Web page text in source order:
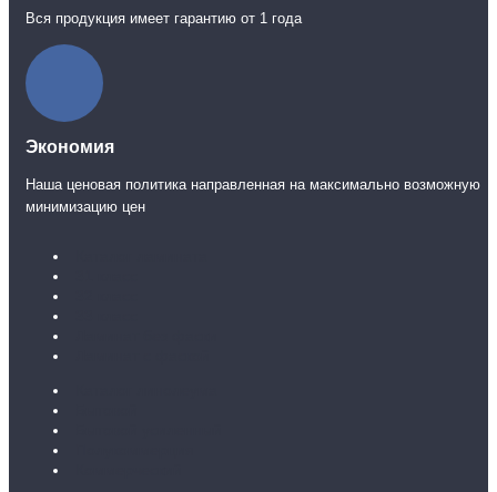
Вся продукция имеет гарантию от 1 года
Экономия
Наша ценовая политика направленная на максимально возможную
минимизацию цен